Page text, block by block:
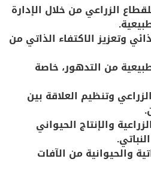
الزراعي من خلال الإدارة
وتعزيز الاكتفاء الذاتي من
من التدهور، خاصة
وتنظيم العلاقة بين
والإنتاج الحيواني
والحيوانية من الآفات